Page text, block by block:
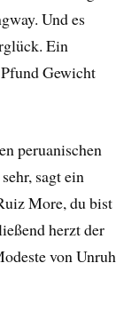
Und es
Ein
Gewicht
peruanischen
sagt ein
More, du bist
herzt der
von Unruh